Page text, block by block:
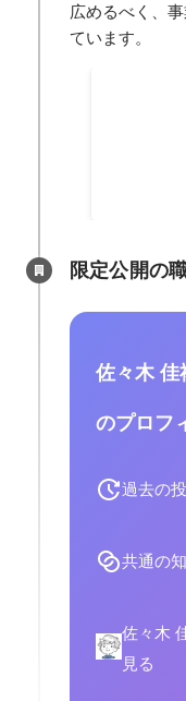
広めるべく、
ています。
限定公開の
佐々木 佳
のプロフ
過去の
共通の
佐々木
見る